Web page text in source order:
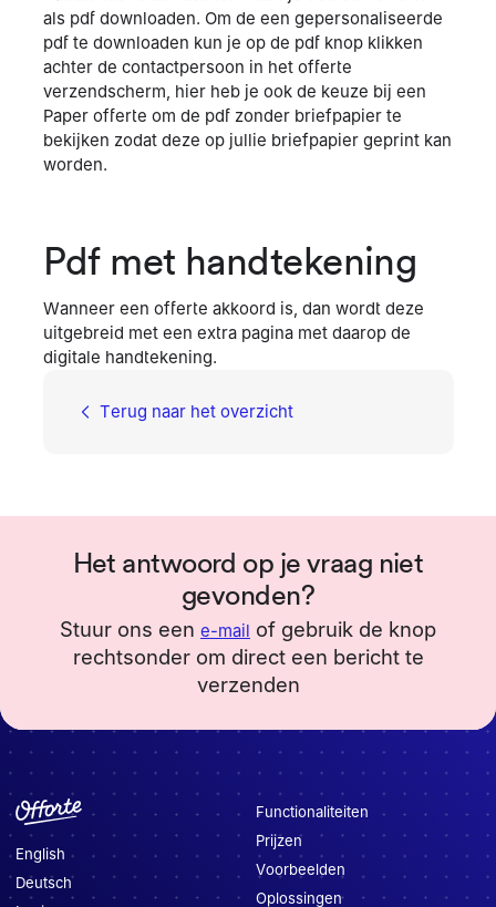
als pdf downloaden. Om de een gepersonaliseerde
pdf te downloaden kun je op de pdf knop klikken
achter de contactpersoon in het offerte
verzendscherm, hier heb je ook de keuze bij een
Paper offerte om de pdf zonder briefpapier te
bekijken zodat deze op jullie briefpapier geprint kan
worden.
Pdf met handtekening
Wanneer een offerte akkoord is, dan wordt deze
uitgebreid met een extra pagina met daarop de
digitale handtekening.
Terug naar het overzicht
Het antwoord op je vraag niet
gevonden?
Stuur ons een e-mail of gebruik de knop
rechtsonder om direct een bericht te
verzenden
English
Deutsch
Functionaliteiten
Prijzen
Voorbeelden
Oplossingen